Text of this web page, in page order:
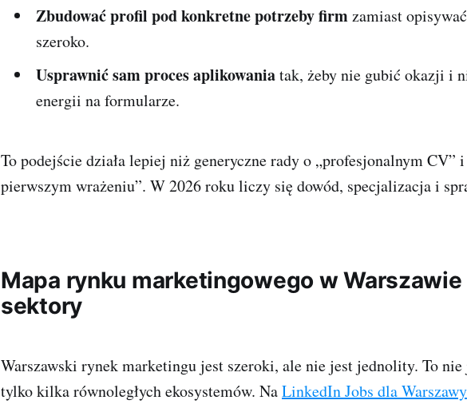
Zbudować profil pod konkretne potrzeby firmzamiast
szeroko.
Usprawnić sam proces aplikowaniatak, żeby nie gubić okazji i
energii na formularze.
To podejście działa lepiej niż generyczne rady o „profesjonalnym CV”
pierwszym wrażeniu”. W 2026 roku liczy się dowód, specjalizacja i
Mapa rynku marketingowego w Warszawie
sektory
Warszawski rynek marketingu jest szeroki, ale nie jest jednolity. To nie
tylko kilka równoległych ekosystemów. NaLinkedIn Jobs dla Warszawy